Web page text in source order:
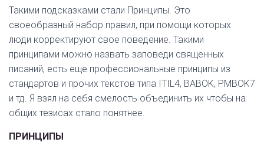
Такими подсказками стали Принципы. Это
своеобразный набор правил, при помощи которых
люди корректируют свое поведение. Такими
принципами можно назвать заповеди священных
писаний, есть еще профессиональные принципы из
стандартов и прочих текстов типа ITIL4, BABOK, PMBOK7
и тд. Я взял на себя смелость объединить их чтобы на
общих тезисах стало понятнее.
ПРИНЦИПЫ